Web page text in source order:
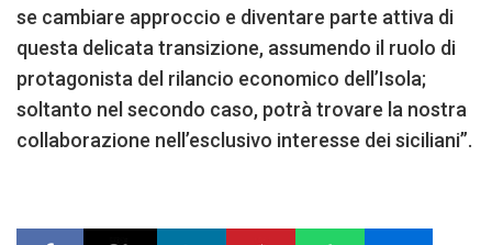
se cambiare approccio e diventare parte attiva di
questa delicata transizione, assumendo il ruolo di
protagonista del rilancio economico dell’Isola;
soltanto nel secondo caso, potrà trovare la nostra
collaborazione nell’esclusivo interesse dei siciliani”.